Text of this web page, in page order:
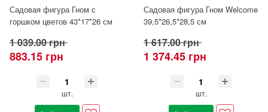
Садовая фигура Гном с
горшком цветов 43*17*26 см
1 039.00 грн
883.15 грн
шт.
Садовая фигура Гном Welcome
39,5*26,5*28,5 см
1 617.00 грн
1 374.45 грн
шт.